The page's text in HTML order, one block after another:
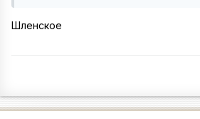
Шленское